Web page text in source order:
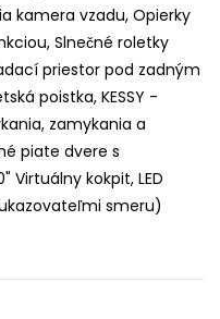
kamera vzadu, Opierky
Slnečné roletky
priestor pod zadným
poistka, KESSY -
zamykania a
piate dvere s
Virtuálny kokpit, LED
smeru)